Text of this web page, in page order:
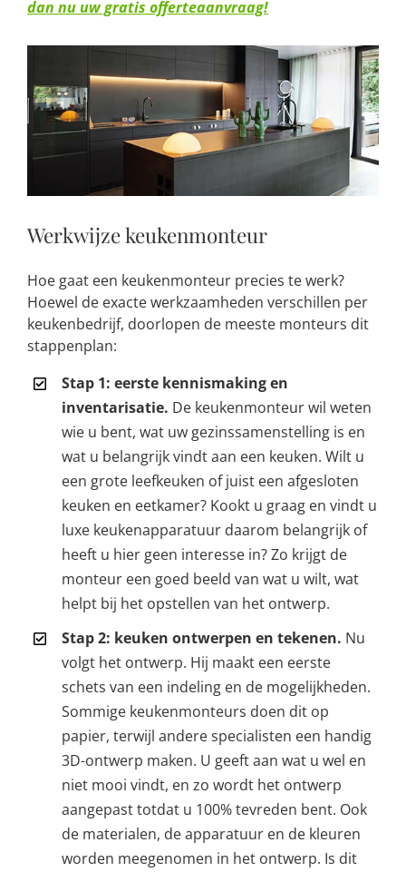
dan nu uw gratis offerteaanvraag!
Werkwijze keukenmonteur
Hoe gaat een keukenmonteur precies te werk?
Hoewel de exacte werkzaamheden verschillen per
keukenbedrijf, doorlopen de meeste monteurs dit
stappenplan:
Stap 1: eerste kennismaking en
inventarisatie. De keukenmonteur wil weten
wie u bent, wat uw gezinssamenstelling is en
wat u belangrijk vindt aan een keuken. Wilt u
een grote leefkeuken of juist een afgesloten
keuken en eetkamer? Kookt u graag en vindt u
luxe keukenapparatuur daarom belangrijk of
heeft u hier geen interesse in? Zo krijgt de
monteur een goed beeld van wat u wilt, wat
helpt bij het opstellen van het ontwerp.
Stap 2: keuken ontwerpen en tekenen. Nu
volgt het ontwerp. Hij maakt een eerste
schets van een indeling en de mogelijkheden.
Sommige keukenmonteurs doen dit op
papier, terwijl andere specialisten een handig
3D-ontwerp maken. U geeft aan wat u wel en
niet mooi vindt, en zo wordt het ontwerp
aangepast totdat u 100% tevreden bent. Ook
de materialen, de apparatuur en de kleuren
worden meegenomen in het ontwerp. Is dit